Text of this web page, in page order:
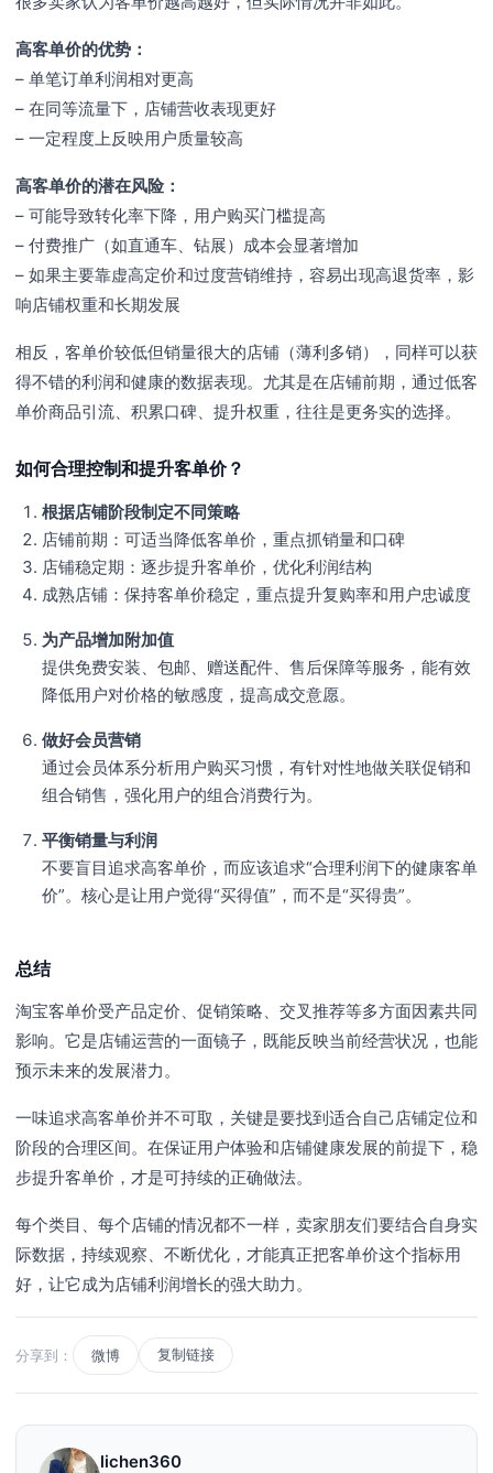
高客单价的优势：
– 单笔订单利润相对更高
– 在同等流量下，店铺营收表现更好
– 一定程度上反映用户质量较高
高客单价的潜在风险：
– 可能导致转化率下降，用户购买门槛提高
– 付费推广（如直通车、钻展）成本会显著增加
– 如果主要靠虚高定价和过度营销维持，容易出现高退货率，影
响店铺权重和长期发展
相反，客单价较低但销量很大的店铺（薄利多销），同样可以获
得不错的利润和健康的数据表现。尤其是在店铺前期，通过低客
单价商品引流、积累口碑、提升权重，往往是更务实的选择。
如何合理控制和提升客单价？
根据店铺阶段制定不同策略
店铺前期：可适当降低客单价，重点抓销量和口碑
店铺稳定期：逐步提升客单价，优化利润结构
成熟店铺：保持客单价稳定，重点提升复购率和用户忠诚度
为产品增加附加值
提供免费安装、包邮、赠送配件、售后保障等服务，能有效
降低用户对价格的敏感度，提高成交意愿。
做好会员营销
通过会员体系分析用户购买习惯，有针对性地做关联促销和
组合销售，强化用户的组合消费行为。
平衡销量与利润
不要盲目追求高客单价，而应该追求“合理利润下的健康客单
价”。核心是让用户觉得“买得值”，而不是“买得贵”。
总结
淘宝客单价受产品定价、促销策略、交叉推荐等多方面因素共同
影响。它是店铺运营的一面镜子，既能反映当前经营状况，也能
预示未来的发展潜力。
一味追求高客单价并不可取，关键是要找到适合自己店铺定位和
阶段的合理区间。在保证用户体验和店铺健康发展的前提下，稳
步提升客单价，才是可持续的正确做法。
每个类目、每个店铺的情况都不一样，卖家朋友们要结合自身实
际数据，持续观察、不断优化，才能真正把客单价这个指标用
好，让它成为店铺利润增长的强大助力。
分享到： 微博 复制链接
lichen360